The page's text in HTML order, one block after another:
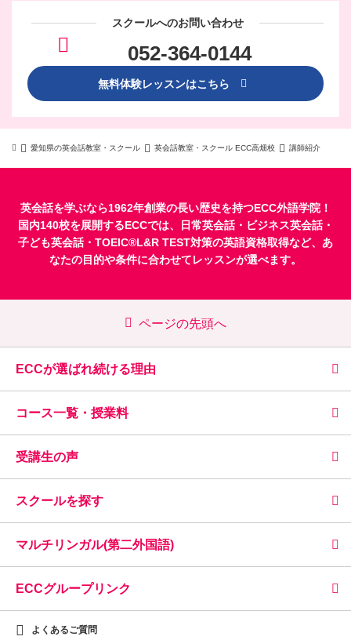
スクールへのお問い合わせ
052-364-0144
無料体験レッスンはこちら
愛知県の英会話教室・スクール 英会話教室・スクール ECC高畑校 講師紹介
英会話を学ぶなら1962年創業の長い歴史を持つECC外語学院！
国内140校を展開するECCでは、
日常英会話・ ビジネス英会話・
子ども英会話・ TOEIC®L&R TEST対策の英語資格取得など、あ
なたの目的や条件に合わせてレッスンが選べます。
ページの先頭へ
ECCが選ばれ続ける理由
コース一覧・授業料
受講生の声
スクールを探す
マルチリンガル(第二外国語)
ECCグループリンク
よくあるご質問